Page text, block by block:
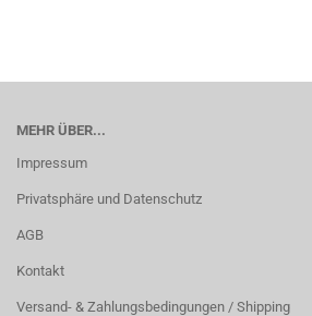
MEHR ÜBER...
Impressum
Privatsphäre und Datenschutz
AGB
Kontakt
Versand- & Zahlungsbedingungen / Shipping